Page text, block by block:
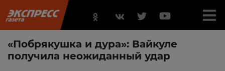
«Побрякушка и дура»: Вайкуле
получила неожиданный удар